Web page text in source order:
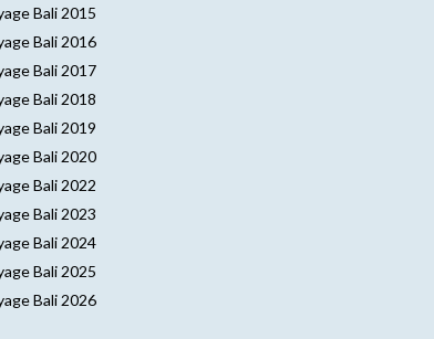
Bali 2015
Bali 2016
Bali 2017
Bali 2018
Bali 2019
Bali 2020
Bali 2022
Bali 2023
Bali 2024
Bali 2025
Bali 2026